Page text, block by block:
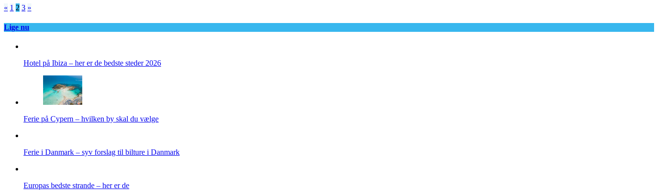
Indlægsinddeling
« 1 2 3 »
Lige nu
Hotel på Ibiza – her er de bedste steder 2026
Ferie på Cypern – hvilken by skal du vælge
Ferie i Danmark – syv forslag til bilture i Danmark
Europas bedste strande – her er de